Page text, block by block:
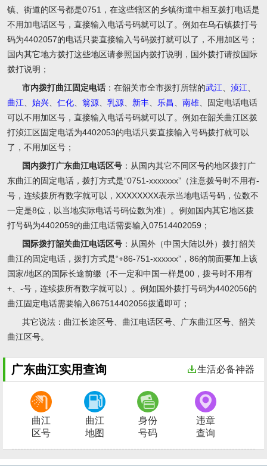
镇、街道的区号都是0751，在这些辖区的乡镇街道中相互拨打电话是
不用加电话区号，直接输入电话号码就可以了。例如在乌石镇拨打号
码为4402057的电话只要直接输入号码拨打就可以了，不用加区号；
国内其它地方拨打这些地区请参照国内拨打说明，国外拨打请按国际
拨打说明；
市内拨打曲江固定电话：在韶关市全市拨打所辖的武江 浈江
曲江
始兴、 仁化、 翁源、 乳源、 新丰、 乐昌 南雄、固定电话电话
可以不用加区号，直接输入电话号码就可以了。例如在韶关曲江区拨
打浈江区固定电话为4402053的电话只要直接输入号码拨打就可以
了，不用加区号；
国内拨打广东曲江电话区号：从国内其它不同区号的地区拨打广
东曲江的固定电话，拨打方式是“0751-xxxxxxx”（注意拨号时不用有-
号，连续拨所有数字就可以，XXXXXXXX表示当地电话号码，位数不
一定是8位，以当地实际电话号码位数为准）。例如国内其它地区拨
打号码为4402059的曲江电话需要输入07514402059；
国际拨打韶关曲江电话区号：从国外（中国大陆以外）拨打韶关
曲江的固定电话，拨打方式是“+86-751-xxxxxx”，86的前面要加上该
国家/地区的国际长途前缀（不一定和中国一样是00，拨号时不用有
+、-号，连续拨所有数字就可以）。例如国外拨打号码为4402056的
曲江固定电话需要输入867514402056拨通即可；
其它说法：曲江长途区号、曲江电话区号、广东曲江区号、韶关
曲江区号。
广东曲江实用查询 生活必备神器
曲江
区号
曲江
地图
身份
号码
违章
查询